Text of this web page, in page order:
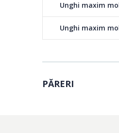
Unghi maxim
Unghi maxim
PĂRERI